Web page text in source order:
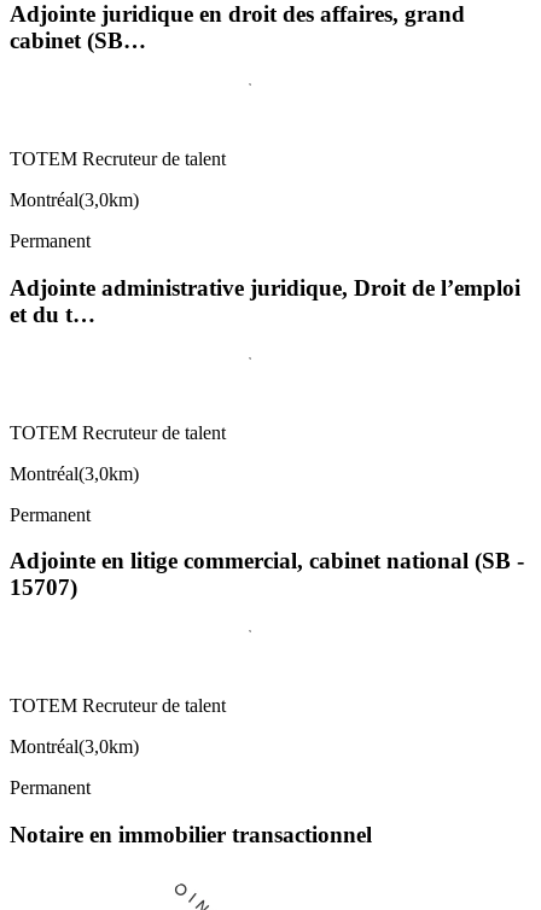
Adjointe juridique en droit des affaires, grand
cabinet (SB…
TOTEM Recruteur de talent
Montréal(3,0km)
Permanent
Adjointe administrative juridique, Droit de l’emploi
et du t…
TOTEM Recruteur de talent
Montréal(3,0km)
Permanent
Adjointe en litige commercial, cabinet national (SB -
15707)
TOTEM Recruteur de talent
Montréal(3,0km)
Permanent
Notaire en immobilier transactionnel